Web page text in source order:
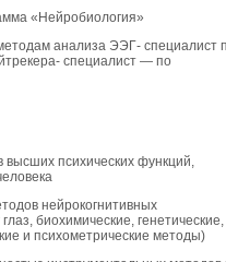
«Нейробиология»
анализа ЭЭГ- специалист
специалист — по
высших психических функций,
нейрокогнитивных
биохимические, генетические,
и психометрические методы)